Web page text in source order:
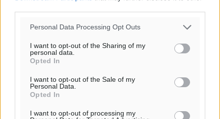
Personal Data Processing Opt Outs
I want to opt-out of the Sharing of my
personal data.
Opted In
I want to opt-out of the Sale of my
Personal Data.
Opted In
I want to opt-out of processing my
Δύο νέοι ξενώνες παραδόθηκαν στις Ένοπλες
Δυνάμεις στη νήσο Ρω
Τοπικές Ειδήσεις
Συνεχίζεται η έξοδος του Αυγούστου – Πάνω από
Ειδήσεις• πριν 2 ώρες